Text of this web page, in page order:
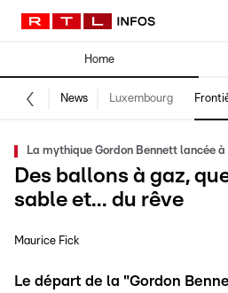
Home
News Luxembourg
La mythique Gordon Bennett lancée à
Des ballons à gaz,
sable et... du rêve
Maurice Fick
Le départ de la "Gordon